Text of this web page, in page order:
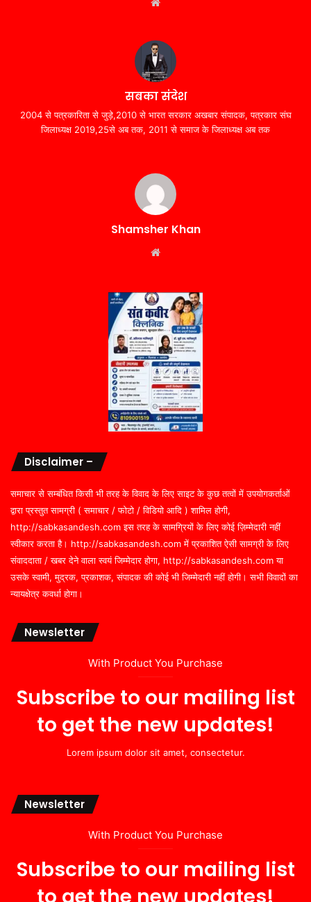
सबका संदेश
2004 से पत्रकारिता से जुड़े,2010 से भारत सरकार अखबार संपादक, पत्रकार संघ
जिलाध्यक्ष 2019,25से अब तक, 2011 से समाज के जिलाध्यक्ष अब तक
Shamsher Khan
Disclaimer –
समाचार से सम्बंधित किसी भी तरह के विवाद के लिए साइट के कुछ तत्वों में उपयोगकर्ताओं
द्वारा प्रस्तुत सामग्री ( समाचार / फोटो / विडियो आदि ) शामिल होगी,
http://sabkasandesh.com इस तरह के सामग्रियों के लिए कोई ज़िम्मेदारी नहीं
स्वीकार करता है। http://sabkasandesh.com में प्रकाशित ऐसी सामग्री के लिए
संवाददाता / खबर देने वाला स्वयं जिम्मेदार होगा, http://sabkasandesh.com या
उसके स्वामी, मुद्रक, प्रकाशक, संपादक की कोई भी जिम्मेदारी नहीं होगी। सभी विवादों का
न्यायक्षेत्र कवर्धा होगा।
Newsletter
With Product You Purchase
Subscribe to our mailing list
to get the new updates!
Lorem ipsum dolor sit amet, consectetur.
Newsletter
With Product You Purchase
Subscribe to our mailing list